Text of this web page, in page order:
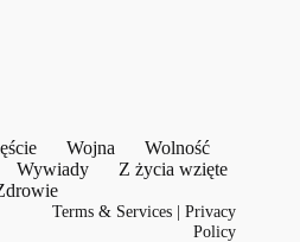
Wojna
Wolność
Wywiady
Z życia wzięte
Terms & Services |Privacy
Policy